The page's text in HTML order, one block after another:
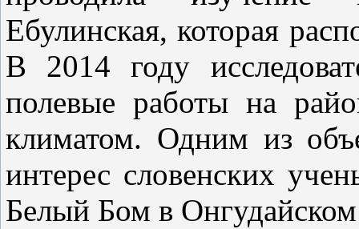
Ебулинская, которая
В 2014 году
полевые работы на
климатом. Одним из
интерес словенских
Белый Бом в